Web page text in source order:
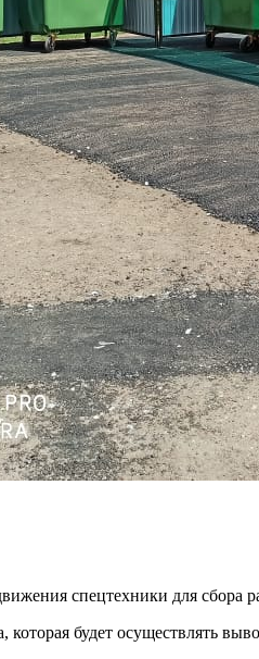
спецтехники для сбора
которая будет осуществлять